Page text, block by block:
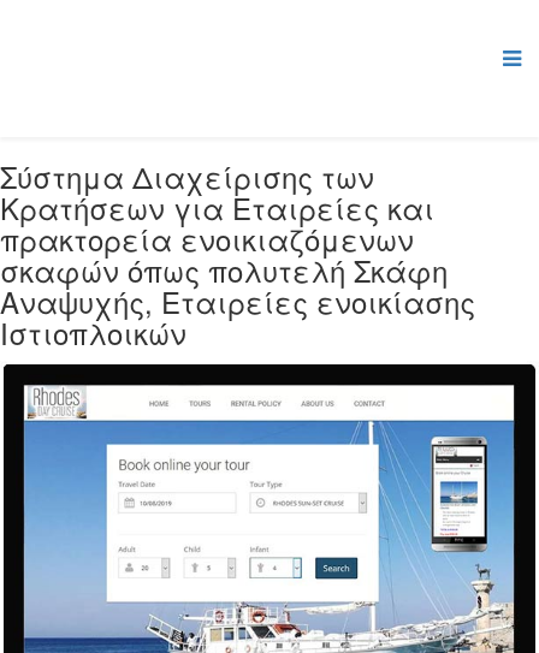
Σύστημα Διαχείρισης των
Κρατήσεων για Εταιρείες και
πρακτορεία ενοικιαζόμενων
σκαφών όπως πολυτελή Σκάφη
Αναψυχής, Εταιρείες ενοικίασης
Ιστιοπλοικών